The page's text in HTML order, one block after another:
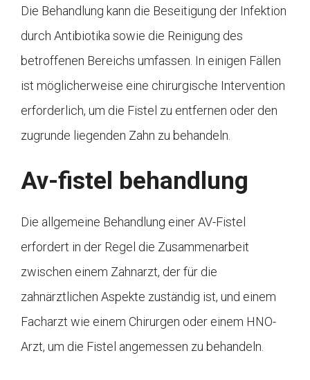
Die Behandlung kann die Beseitigung der Infektion
durch Antibiotika sowie die Reinigung des
betroffenen Bereichs umfassen. In einigen Fällen
ist möglicherweise eine chirurgische Intervention
erforderlich, um die Fistel zu entfernen oder den
zugrunde liegenden Zahn zu behandeln.
Av-fistel behandlung
Die allgemeine Behandlung einer AV-Fistel
erfordert in der Regel die Zusammenarbeit
zwischen einem Zahnarzt, der für die
zahnärztlichen Aspekte zuständig ist, und einem
Facharzt wie einem Chirurgen oder einem HNO-
Arzt, um die Fistel angemessen zu behandeln.